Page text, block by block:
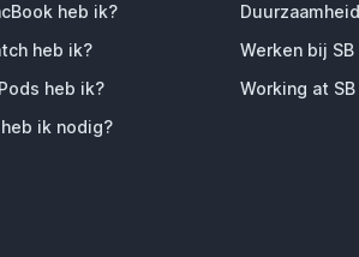
heb ik?
heb ik?
heb ik?
ik nodig?
Duurzaamheid
Werken bij
Working at